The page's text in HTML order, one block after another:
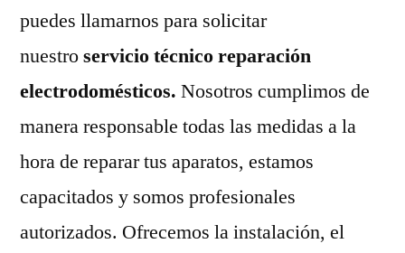
puedes llamarnos para solicitar
nuestroservicio técnico reparación
electrodomésticos. Nosotros cumplimos de
manera responsable todas las medidas a la
hora de reparar tus aparatos, estamos
capacitados y somos profesionales
autorizados. Ofrecemos la instalación, el